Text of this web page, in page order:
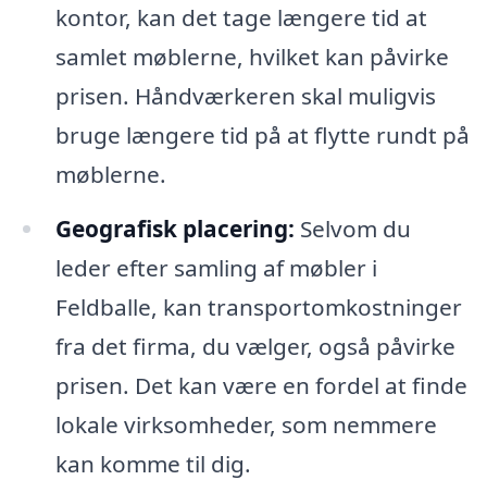
kontor, kan det tage længere tid at
samlet møblerne, hvilket kan påvirke
prisen. Håndværkeren skal muligvis
bruge længere tid på at flytte rundt på
møblerne.
Geografisk placering: Selvom du
leder efter samling af møbler i
Feldballe, kan transportomkostninger
fra det firma, du vælger, også påvirke
prisen. Det kan være en fordel at finde
lokale virksomheder, som nemmere
kan komme til dig.